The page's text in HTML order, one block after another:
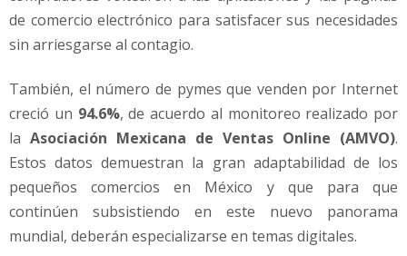
de comercio electrónico para satisfacer sus necesidades
sin arriesgarse al contagio.
También, el número de pymes que venden por Internet
creció un 94.6%, de acuerdo al monitoreo realizado por
la Asociación Mexicana de Ventas Online (AMVO).
Estos datos demuestran la gran adaptabilidad de los
pequeños comercios en México y que para que
continúen subsistiendo en este nuevo panorama
mundial, deberán especializarse en temas digitales.